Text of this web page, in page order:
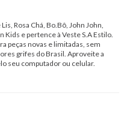
Rosa Chá, Bo.Bô, John John,
Kids e pertence à Veste S.A Estilo.
peças novas e limitadas, sem
grifes do Brasil. Aproveite a
seu computador ou celular.